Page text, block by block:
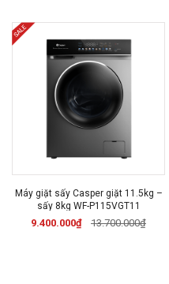
Máy giặt sấy Casper giặt 11.5kg –
sấy 8kg WF-P115VGT11
9.400.000₫ 13.700.000₫